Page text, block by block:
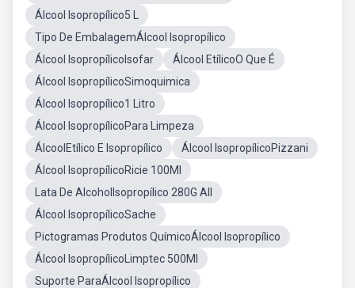
Álcool Isopropílico5 L
Tipo De EmbalagemÁlcool Isopropílico
Álcool IsopropílicoIsofar
Álcool EtílicoO Que É
Álcool IsopropílicoSimoquimica
Álcool Isopropílico1 Litro
Álcool IsopropílicoPara Limpeza
ÁlcoolEtílico E Isopropílico
Álcool IsopropílicoPizzani
Álcool IsopropílicoRicie 100Ml
Lata De AlcoholIsopropílico 280G All
Álcool IsopropílicoSache
Pictogramas Produtos QuímicoÁlcool Isopropílico
Álcool IsopropílicoLimptec 500Ml
Suporte ParaÁlcool Isopropílico